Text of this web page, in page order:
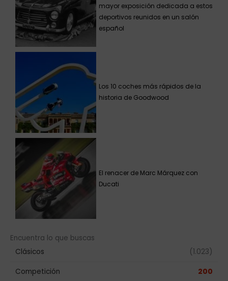
mayor exposición dedicada a estos
deportivos reunidos en un salón
español
Los 10 coches más rápidos de la
historia de Goodwood
El renacer de Marc Márquez con
Ducati
Encuentra lo que buscas
Clásicos
(1.023)
Competición 200